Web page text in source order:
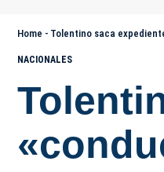
Home - Tolentino saca
NACIONALES